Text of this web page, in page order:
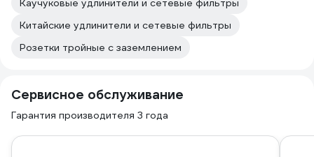
Каучуковые удлинители и сетевые фильтры
Китайские удлинители и сетевые фильтры
Розетки тройные с заземлением
Сервисное обслуживание
Гарантия производителя 3 года